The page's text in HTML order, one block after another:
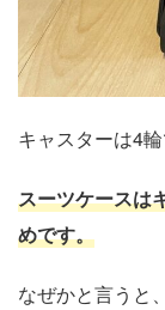
キャスターは4輪
スーツケースは
めです。
なぜかと言うと